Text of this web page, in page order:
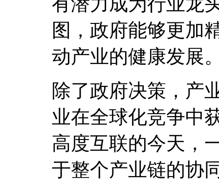
图，政府能够更加
动产业的健康发展
除了政府决策，产
业在全球化竞争中
高度互联的今天，
于整个产业链的协